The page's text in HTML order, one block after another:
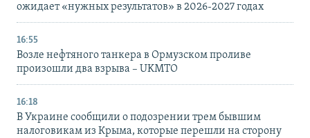
ожидает «нужных результатов» в 2026-2027 годах
16:55
Возле нефтяного танкера в Ормузском проливе
произошли два взрыва – UKMTO
16:18
В Украине сообщили о подозрении трем бывшим
налоговикам из Крыма, которые перешли на сторону